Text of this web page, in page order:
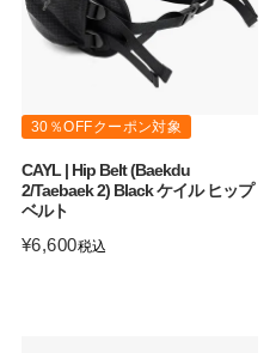
30％OFFクーポン対象
CAYL | Hip Belt (Baekdu
2/Taebaek 2) Black ケイル ヒップ
ベルト
¥6,600税込